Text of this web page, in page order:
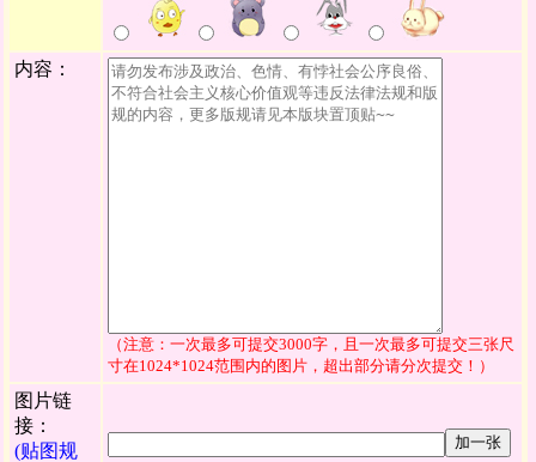
内容：
（注意：一次最多可提交3000字，且一次最多可提交三张尺
寸在1024*1024范围内的图片，超出部分请分次提交！）
图片链
接：
(贴图规
加一张